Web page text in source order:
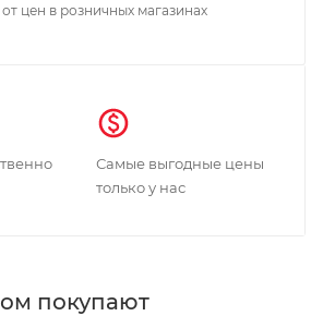
цен в розничных магазинах
Самые выгодные цены
только у нас
покупают